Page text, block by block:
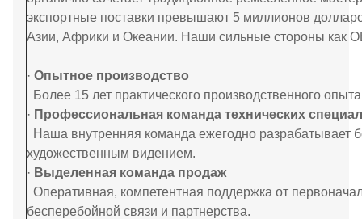
экспортные поставки превышают 5 миллионов
Азии, Африки и Океании. Наши сильные стороны как
· Опытное производство
Более 15 лет практического производственного
· Профессиональная команда технических
Наша внутренняя команда ежегодно разрабатывает
художественным видением.
· Выделенная команда продаж
Оперативная, компетентная поддержка от
бесперебойной связи и партнерства.